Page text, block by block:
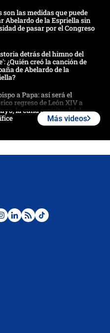
son las medidas que puede
Abelardo de la Espriella sin
de pasar por el Congreso
detrás del himno del
¿Quién creó la canción de
de Abelardo de la
a Papa: así será el
regreso de León XIV a
la cuna espiritual del
de Abelardo De la
Más videos